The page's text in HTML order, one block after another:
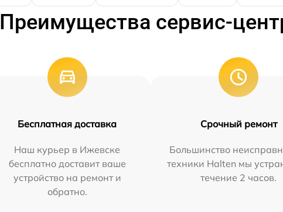
Преимущества сервис-
Бесплатная доставка
Наш курьер в Ижевске
бесплатно доставит ваше
устройство на ремонт и
обратно.
Срочный ремонт
Большинство
техники Halten мы
течение 2 часов.